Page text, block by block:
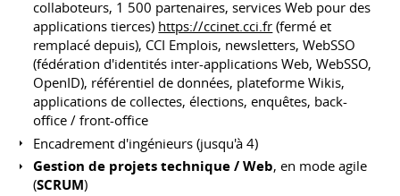
collaboteurs, 1 500 partenaires, services Web pour des
applications tierces) https://ccinet.cci.fr (fermé et
remplacé depuis), CCI Emplois, newsletters, WebSSO
(fédération d'identités inter-applications Web, WebSSO,
OpenID), référentiel de données, plateforme Wikis,
applications de collectes, élections, enquêtes, back-
office / front-office
Encadrement d'ingénieurs (jusqu'à 4)
Gestion de projets technique / Web, en mode agile
(SCRUM)